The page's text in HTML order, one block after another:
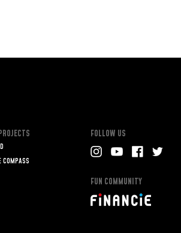
COMPASS
FOLLOW US
FUN COMMUNITY